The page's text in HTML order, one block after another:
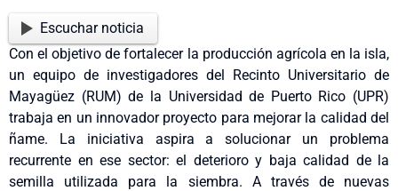
Escuchar noticia
Con el objetivo de fortalecer la producción agrícola en la isla,
un equipo de investigadores del Recinto Universitario de
Mayagüez (RUM) de la Universidad de Puerto Rico (UPR)
trabaja en un innovador proyecto para mejorar la calidad del
ñame. La iniciativa aspira a solucionar un problema
recurrente en ese sector: el deterioro y baja calidad de la
semilla utilizada para la siembra. A través de nuevas